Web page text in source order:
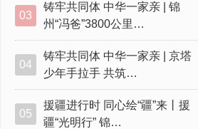
03
铸牢共同体 中华一家亲 | 锦
州“冯爸”3800公里…
04
铸牢共同体 中华一家亲 | 京塔
少年手拉手 共筑…
05
援疆进行时 同心绘“疆”来丨援
疆“光明行” 锦…